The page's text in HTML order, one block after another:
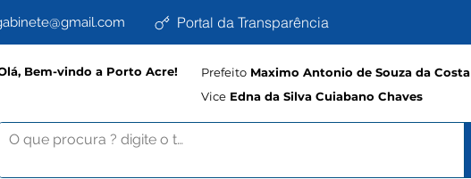
Portal da Transparência
Bem-vindo a Porto Acre! Prefeito Maximo Antonio de Souza da Costa
Vice Edna da Silva Cuiabano Chaves